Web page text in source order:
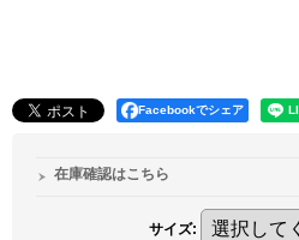
Facebookでシェア
在庫確認はこちら
サイズ: